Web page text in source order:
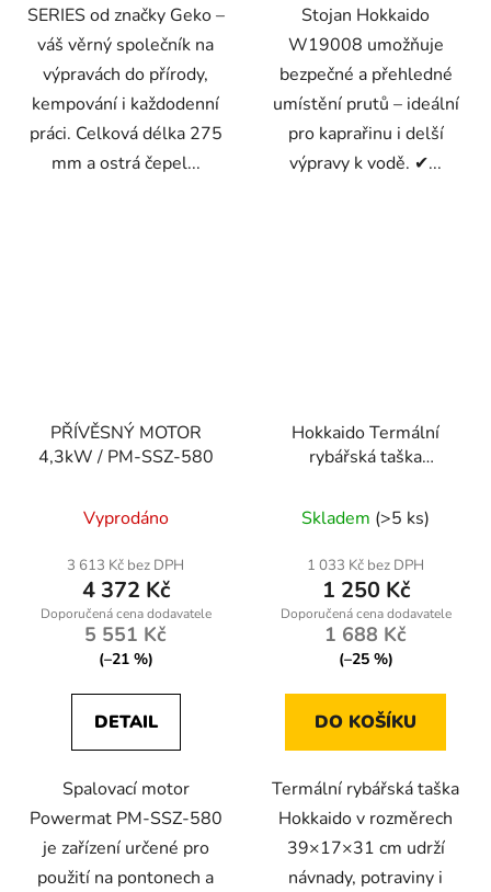
SERIES od značky Geko –
váš věrný společník na
výpravách do přírody,
kempování i každodenní
práci. Celková délka 275
mm a ostrá čepel...
Stojan Hokkaido
W19008 umožňuje
bezpečné a přehledné
umístění prutů – ideální
pro kaprařinu i delší
výpravy k vodě. ✔...
PŘÍVĚSNÝ MOTOR
4,3kW / PM-SSZ-580
Vyprodáno
3 613 Kč bez DPH
4 372 Kč
5 551 Kč
(–21 %)
DETAIL
Spalovací motor
Powermat PM-SSZ-580
je zařízení určené pro
použití na pontonech a
Hokkaido Termální
rybářská taška
W13067
Skladem (>5 ks)
1 033 Kč bez DPH
1 250 Kč
1 688 Kč
(–25 %)
DO KOŠÍKU
Termální rybářská taška
Hokkaido v rozměrech
39×17×31 cm udrží
návnady, potraviny i